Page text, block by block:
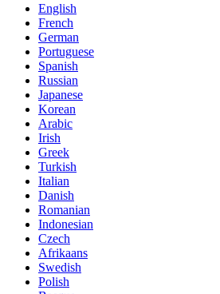
English
French
German
Portuguese
Spanish
Russian
Japanese
Korean
Arabic
Irish
Greek
Turkish
Italian
Danish
Romanian
Indonesian
Czech
Afrikaans
Swedish
Polish